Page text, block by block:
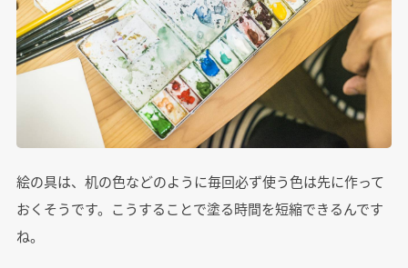
絵の具は、机の色などのように毎回必ず使う色は先に作って
おくそうです。こうすることで塗る時間を短縮できるんです
ね。